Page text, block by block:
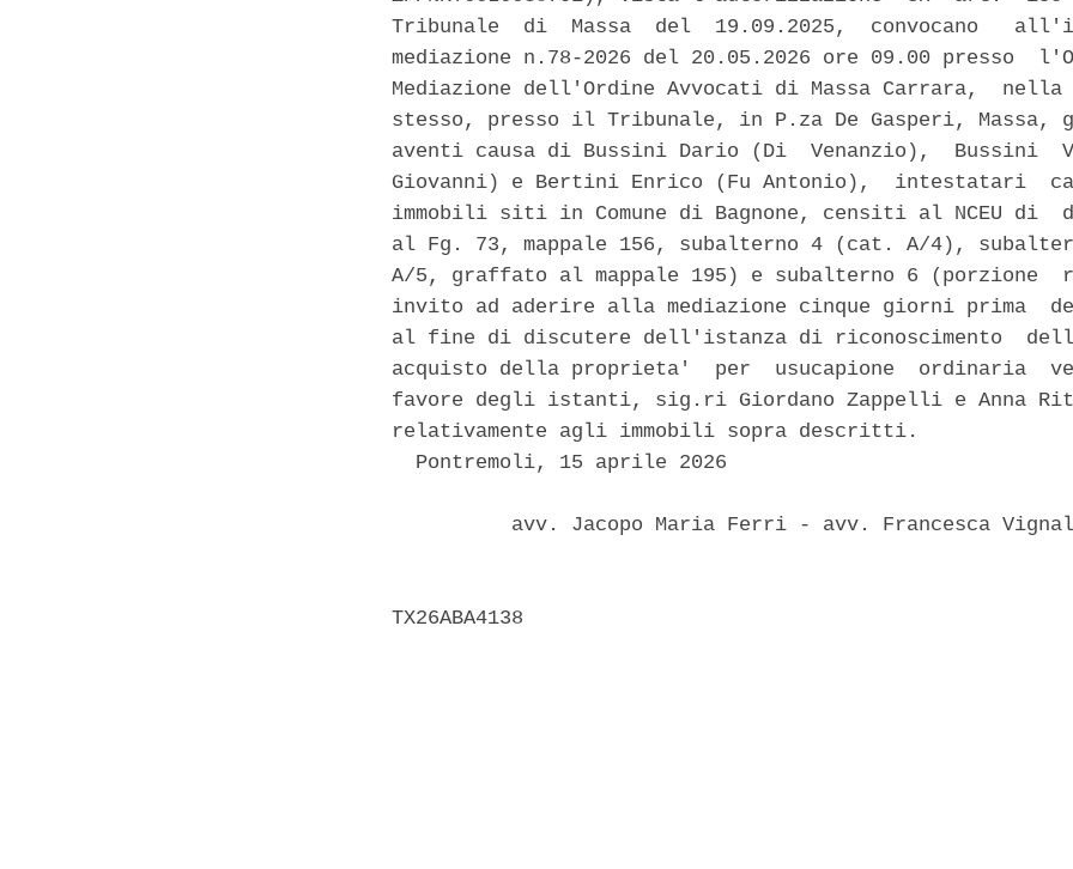
Tribunale  di  Massa  del  19.09.2025,  convocano
mediazione n.78-2026 del 20.05.2026 ore 09.00 presso
Mediazione dell'Ordine Avvocati di Massa Carrara,
stesso, presso il Tribunale, in P.za De Gasperi,
aventi causa di Bussini Dario (Di  Venanzio),  Bussini
Giovanni) e Bertini Enrico (Fu Antonio),  intestatari
immobili siti in Comune di Bagnone, censiti al NCEU di
al Fg. 73, mappale 156, subalterno 4 (cat. A/4),
A/5, graffato al mappale 195) e subalterno 6 (porzione
invito ad aderire alla mediazione cinque giorni prima
al fine di discutere dell'istanza di riconoscimento
acquisto della proprieta'  per  usucapione  ordinaria
favore degli istanti, sig.ri Giordano Zappelli e Anna
relativamente agli immobili sopra descritti.
  Pontremoli, 15 aprile 2026
avv. Jacopo Maria Ferri - avv. Francesca